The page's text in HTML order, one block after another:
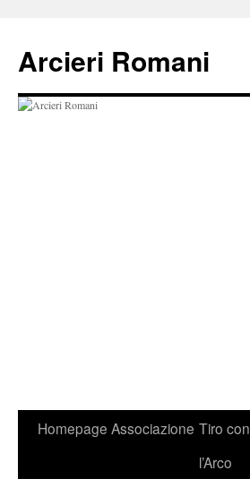
contenuto
Arcieri Romani
Homepage Associazione Tiro con
l’Arco